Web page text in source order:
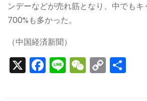
ンデーなどが売れ筋となり、中でもキ
700%も多かった。
（中国経済新聞）
X F Li W C